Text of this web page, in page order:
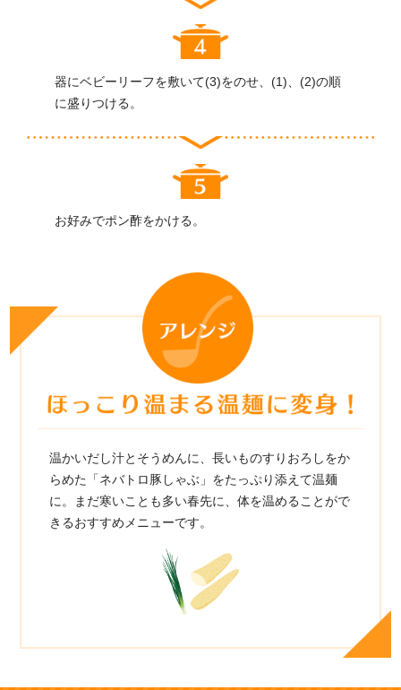
器にベビーリーフを敷いて(3)をのせ、(1)、(2)の順
に盛りつける。
お好みでポン酢をかける。
温かいだし汁とそうめんに、長いものすりおろしをか
らめた「ネバトロ豚しゃぶ」をたっぷり添えて温麺
に。まだ寒いことも多い春先に、体を温めることがで
きるおすすめメニューです。